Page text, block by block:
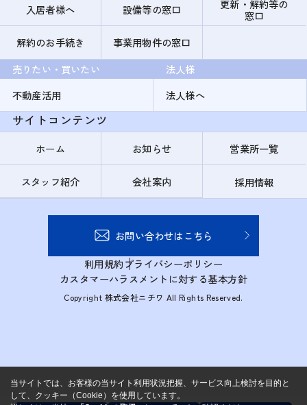
入居者様へ
設備等の窓口
更新・解約等の
窓口
解約のお手続き
事業用物件の窓口
売りたい・買いたい
不動産活用
法人様
法人様へ
サイトコンテンツ
ホーム お知らせ 営業所一覧
スタッフ紹介 会社案内 採用情報
お問い合わせはこちら
利用規約プライバシーポリシー
カスタマーハラスメントに対する基本方針
Copyright 株式会社ニチワ All Rights Reserved.
当サイトでは、お客様の当サイト利用状況把握、サービス向上検討を目的と
して、クッキー（Cookie）を使用しています。